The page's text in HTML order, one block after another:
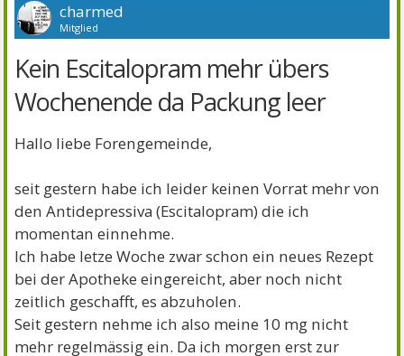
charmed
Mitglied
Kein Escitalopram mehr übers
Wochenende da Packung leer
Hallo liebe Forengemeinde,
seit gestern habe ich leider keinen Vorrat mehr von
den Antidepressiva (Escitalopram) die ich
momentan einnehme.
Ich habe letze Woche zwar schon ein neues Rezept
bei der Apotheke eingereicht, aber noch nicht
zeitlich geschafft, es abzuholen.
Seit gestern nehme ich also meine 10 mg nicht
mehr regelmässig ein. Da ich morgen erst zur